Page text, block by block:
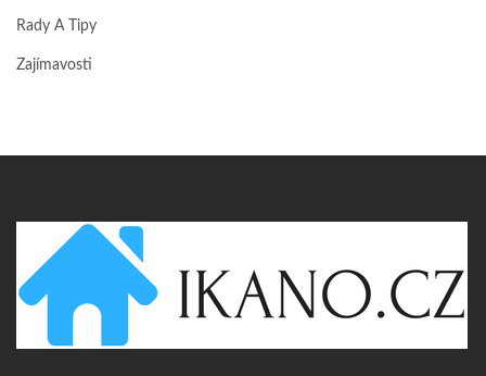
Rady A Tipy
Zajímavosti